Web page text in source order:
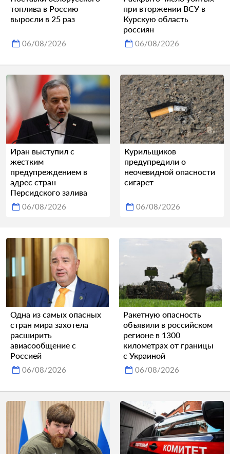
топлива в Россию
выросли в 25 раз
06/08/2026
при вторжении ВСУ в
Курскую область
россиян
06/08/2026
Иран выступил с
жестким
предупреждением в
адрес стран
Персидского залива
06/08/2026
Курильщиков
предупредили о
неочевидной опасности
сигарет
06/08/2026
Одна из самых опасных
стран мира захотела
расширить
авиасообщение с
Россией
06/08/2026
Ракетную опасность
объявили в российском
регионе в 1300
километрах от границы
с Украиной
06/08/2026